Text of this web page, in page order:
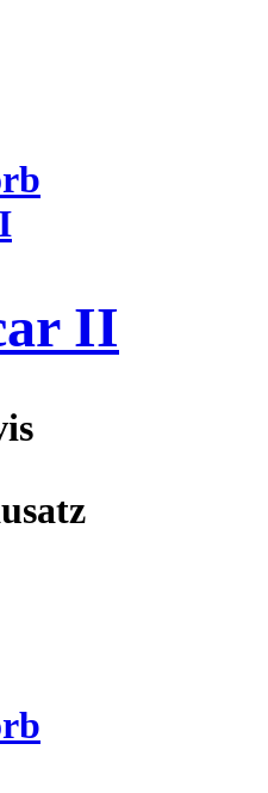
II